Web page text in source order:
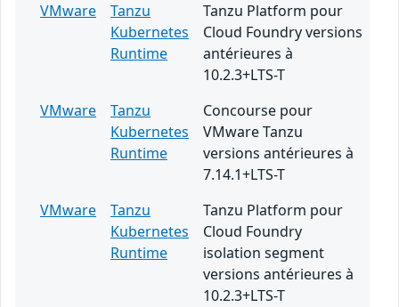
VMware
Tanzu
Kubernetes
Runtime
Tanzu Platform pour
Cloud Foundry versions
antérieures à
10.2.3+LTS-T
VMware
Tanzu
Kubernetes
Runtime
Concourse pour
VMware Tanzu
versions antérieures à
7.14.1+LTS-T
VMware
Tanzu
Kubernetes
Runtime
Tanzu Platform pour
Cloud Foundry
isolation segment
versions antérieures à
10.2.3+LTS-T